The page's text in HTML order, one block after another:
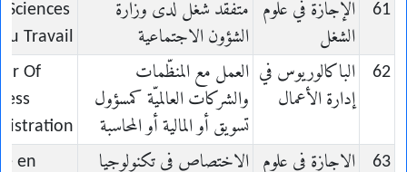
61
الإجازة في علوم
الشغل
متفقد شغل لدى وزارة
الشؤون الاجتماعية
Sciences
du Travail
62
الباكالوريوس في
إدارة الأعمال
العمل مع المنظّمات
والشركات العالميّة كمسؤول
تسويق أو المالية أو المحاسبة
Of
63
الاجازة في علوم
الاختصاص في تكنولوجيا
en